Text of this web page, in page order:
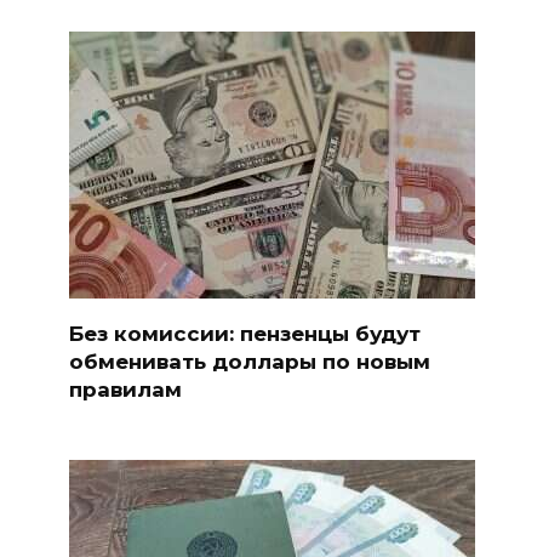
Без комиссии: пензенцы будут
обменивать доллары по новым
правилам